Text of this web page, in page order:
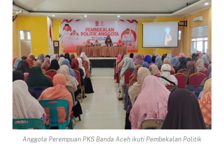
Anggota Perempuan PKS Banda Aceh ikuti Pembekalan Politik